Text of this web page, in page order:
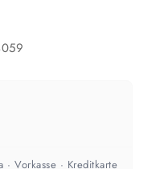
Untergrund und Werkzeug
aufgerundet.
· Vorkasse · Kreditkarte